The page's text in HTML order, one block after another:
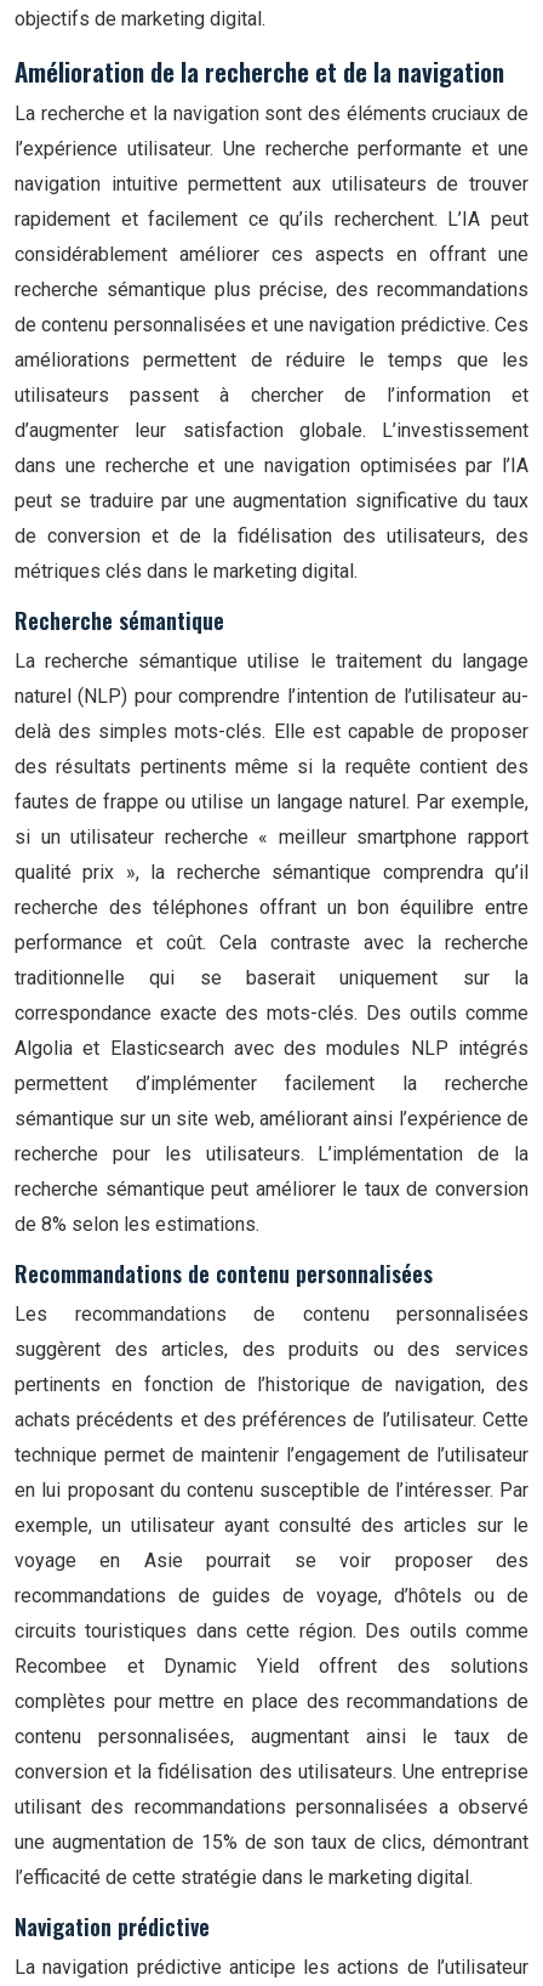
objectifs de marketing digital.
Amélioration de la recherche et de la navigation
La recherche et la navigation sont des éléments cruciaux de
l’expérience utilisateur. Une recherche performante et une
navigation intuitive permettent aux utilisateurs de trouver
rapidement et facilement ce qu’ils recherchent. L’IA peut
considérablement améliorer ces aspects en offrant une
recherche sémantique plus précise, des recommandations
de contenu personnalisées et une navigation prédictive. Ces
améliorations permettent de réduire le temps que les
utilisateurs passent à chercher de l’information et
d’augmenter leur satisfaction globale. L’investissement
dans une recherche et une navigation optimisées par l’IA
peut se traduire par une augmentation significative du taux
de conversion et de la fidélisation des utilisateurs, des
métriques clés dans le marketing digital.
Recherche sémantique
La recherche sémantique utilise le traitement du langage
naturel (NLP) pour comprendre l’intention de l’utilisateur au-
delà des simples mots-clés. Elle est capable de proposer
des résultats pertinents même si la requête contient des
fautes de frappe ou utilise un langage naturel. Par exemple,
si un utilisateur recherche « meilleur smartphone rapport
qualité prix », la recherche sémantique comprendra qu’il
recherche des téléphones offrant un bon équilibre entre
performance et coût. Cela contraste avec la recherche
traditionnelle qui se baserait uniquement sur la
correspondance exacte des mots-clés. Des outils comme
Algolia et Elasticsearch avec des modules NLP intégrés
permettent d’implémenter facilement la recherche
sémantique sur un site web, améliorant ainsi l’expérience de
recherche pour les utilisateurs. L’implémentation de la
recherche sémantique peut améliorer le taux de conversion
de 8% selon les estimations.
Recommandations de contenu personnalisées
Les recommandations de contenu personnalisées
suggèrent des articles, des produits ou des services
pertinents en fonction de l’historique de navigation, des
achats précédents et des préférences de l’utilisateur. Cette
technique permet de maintenir l’engagement de l’utilisateur
en lui proposant du contenu susceptible de l’intéresser. Par
exemple, un utilisateur ayant consulté des articles sur le
voyage en Asie pourrait se voir proposer des
recommandations de guides de voyage, d’hôtels ou de
circuits touristiques dans cette région. Des outils comme
Recombee et Dynamic Yield offrent des solutions
complètes pour mettre en place des recommandations de
contenu personnalisées, augmentant ainsi le taux de
conversion et la fidélisation des utilisateurs. Une entreprise
utilisant des recommandations personnalisées a observé
une augmentation de 15% de son taux de clics, démontrant
l’efficacité de cette stratégie dans le marketing digital.
Navigation prédictive
La navigation prédictive anticipe les actions de l’utilisateur